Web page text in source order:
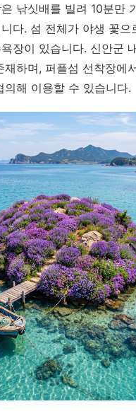
낚싯배를 빌려 10분만
다. 섬 전체가 야생 꽃으
장이 있습니다. 신안군
재하며, 퍼플섬 선착장에
해 이용할 수 있습니다.